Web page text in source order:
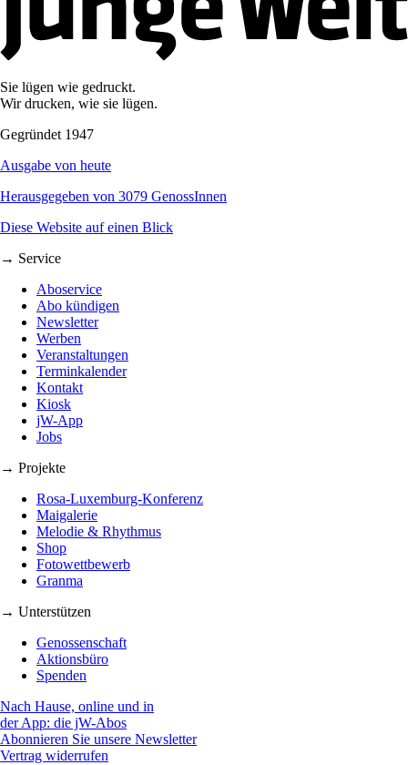
Sie lügen wie gedruckt.
Wir drucken, wie sie lügen.
Gegründet 1947
Ausgabe von heute
Herausgegeben von 3079 GenossInnen
Diese Website auf einen Blick
→ Service
Aboservice
Abo kündigen
Newsletter
Werben
Veranstaltungen
Terminkalender
Kontakt
Kiosk
jW-App
Jobs
→ Projekte
Rosa-Luxemburg-Konferenz
Maigalerie
Melodie & Rhythmus
Shop
Fotowettbewerb
Granma
→ Unterstützen
Genossenschaft
Aktionsbüro
Spenden
Nach Hause, online und in
der App: die jW-Abos
Abonnieren Sie unsere Newsletter
Vertrag widerrufen